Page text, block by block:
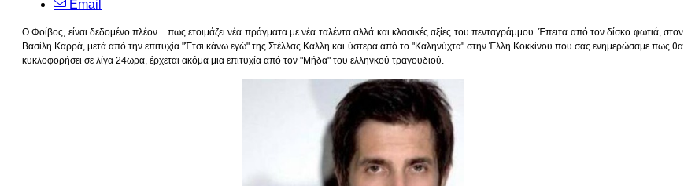
Email
Ο Φοίβος, είναι δεδομένο πλέον... πως ετοιμάζει νέα πράγματα με νέα ταλέντα αλλά και κλασικές αξίες του πενταγράμμου. Έπειτα από τον δίσκο φωτιά, στον
Βασίλη Καρρά, μετά από την επιτυχία "Έτσι κάνω εγώ" της Στέλλας Καλλή και ύστερα από το "Καληνύχτα" στην Έλλη Κοκκίνου που σας ενημερώσαμε πως θα
κυκλοφορήσει σε λίγα 24ωρα, έρχεται ακόμα μια επιτυχία από τον "Μήδα" του ελληνκού τραγουδιού.